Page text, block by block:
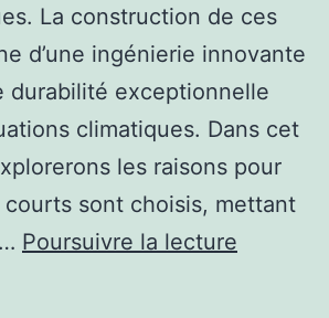
La construction de ces
d’une ingénierie innovante
durabilité exceptionnelle
climatiques. Dans cet
les raisons pour
sont choisis, mettant
Poursuivre la lecture